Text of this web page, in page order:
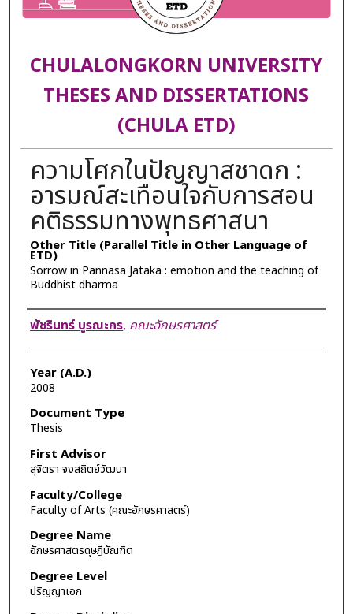
CHULALONGKORN UNIVERSITY
THESES AND DISSERTATIONS
(CHULA ETD)
ความโศกในปัญญาสชาดก :
อารมณ์สะเทือนใจกับการสอน
คติธรรมทางพุทธศาสนา
Other Title (Parallel Title in Other Language of
ETD)
Sorrow in Pannasa Jataka : emotion and the teaching of
Buddhist dharma
Author
พัชรินทร์ บูรณะกร, คณะอักษรศาสตร์
Year (A.D.)
2008
Document Type
Thesis
First Advisor
สุจิตรา จงสถิตย์วัฒนา
Faculty/College
Faculty of Arts (คณะอักษรศาสตร์)
Degree Name
อักษรศาสตรดุษฎีบัณฑิต
Degree Level
ปริญญาเอก